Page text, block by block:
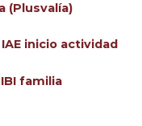
(Plusvalía)
inicio actividad
familia